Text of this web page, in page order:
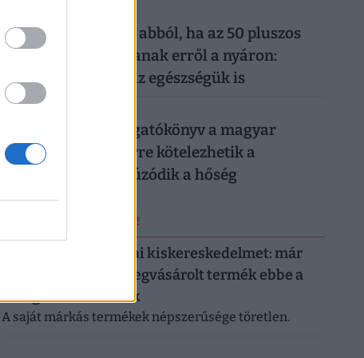
Komoly baj is lehet abból, ha az 50 pluszos
magyarok lemondanak erről a nyáron:
könnyen rámehet az egészségük is
Készül a válságforgatókönyv a magyar
munkahelyeken: erre kötelezhetik a
dolgozókat, ha elhúzódik a hőség
ERRŐL NE MARADJ LE!
Letarolták az európai kiskereskedelmet: már
minden második megvásárolt termék ebbe a
kategóriába tartozik
A saját márkás termékek népszerűsége töretlen.